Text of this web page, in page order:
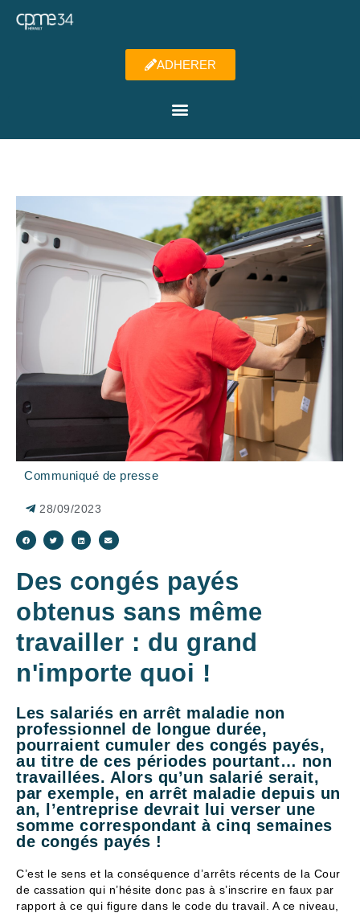
ADHERER
Communiqué de presse
28/09/2023
Des congés payés
obtenus sans même
travailler : du grand
n'importe quoi !
Les salariés en arrêt maladie non
professionnel de longue durée,
pourraient cumuler des congés payés,
au titre de ces périodes pourtant… non
travaillées. Alors qu’un salarié serait,
par exemple, en arrêt maladie depuis un
an, l’entreprise devrait lui verser une
somme correspondant à cinq semaines
de congés payés !
C’est le sens et la conséquence d’arrêts récents de la Cour
de cassation qui n’hésite donc pas à s’inscrire en faux par
rapport à ce qui figure dans le code du travail. A ce niveau,